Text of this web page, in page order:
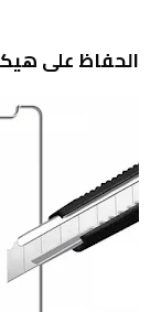
الحفاظ على